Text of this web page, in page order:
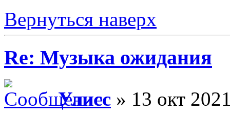
Вернуться наверх
Re: Музыка ожидания
Улисс » 13 окт